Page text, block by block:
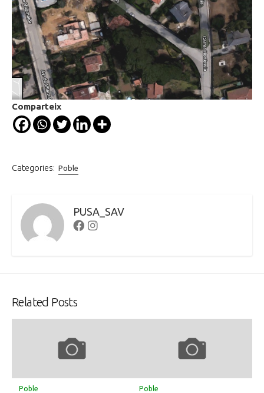
Comparteix
Categories: Poble
PUSA_SAV
FacebookInstagram
Related Posts
Poble Poble